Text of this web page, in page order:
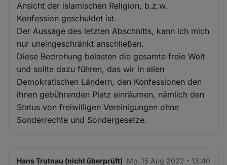
Ansicht der islamischen Religion, b.z.w.
Konfession geschuldet ist.
Der Aussage des letzten Abschnitts, kann ich mich
nur uneingeschränkt anschließen.
Diese Bedrohung belasten die gesamte freie Welt
und sollte dazu führen, das wir in allen
Demokratischen Ländern, den Konfessionen den
ihnen gebührenden Platz einräumen, nämlich den
Status von freiwilligen Vereinigungen ohne
Sonderrechte und Sondergesetze.
Hans Trutnau (nicht überprüft) Mo. 15 Aug 2022 - 13:40